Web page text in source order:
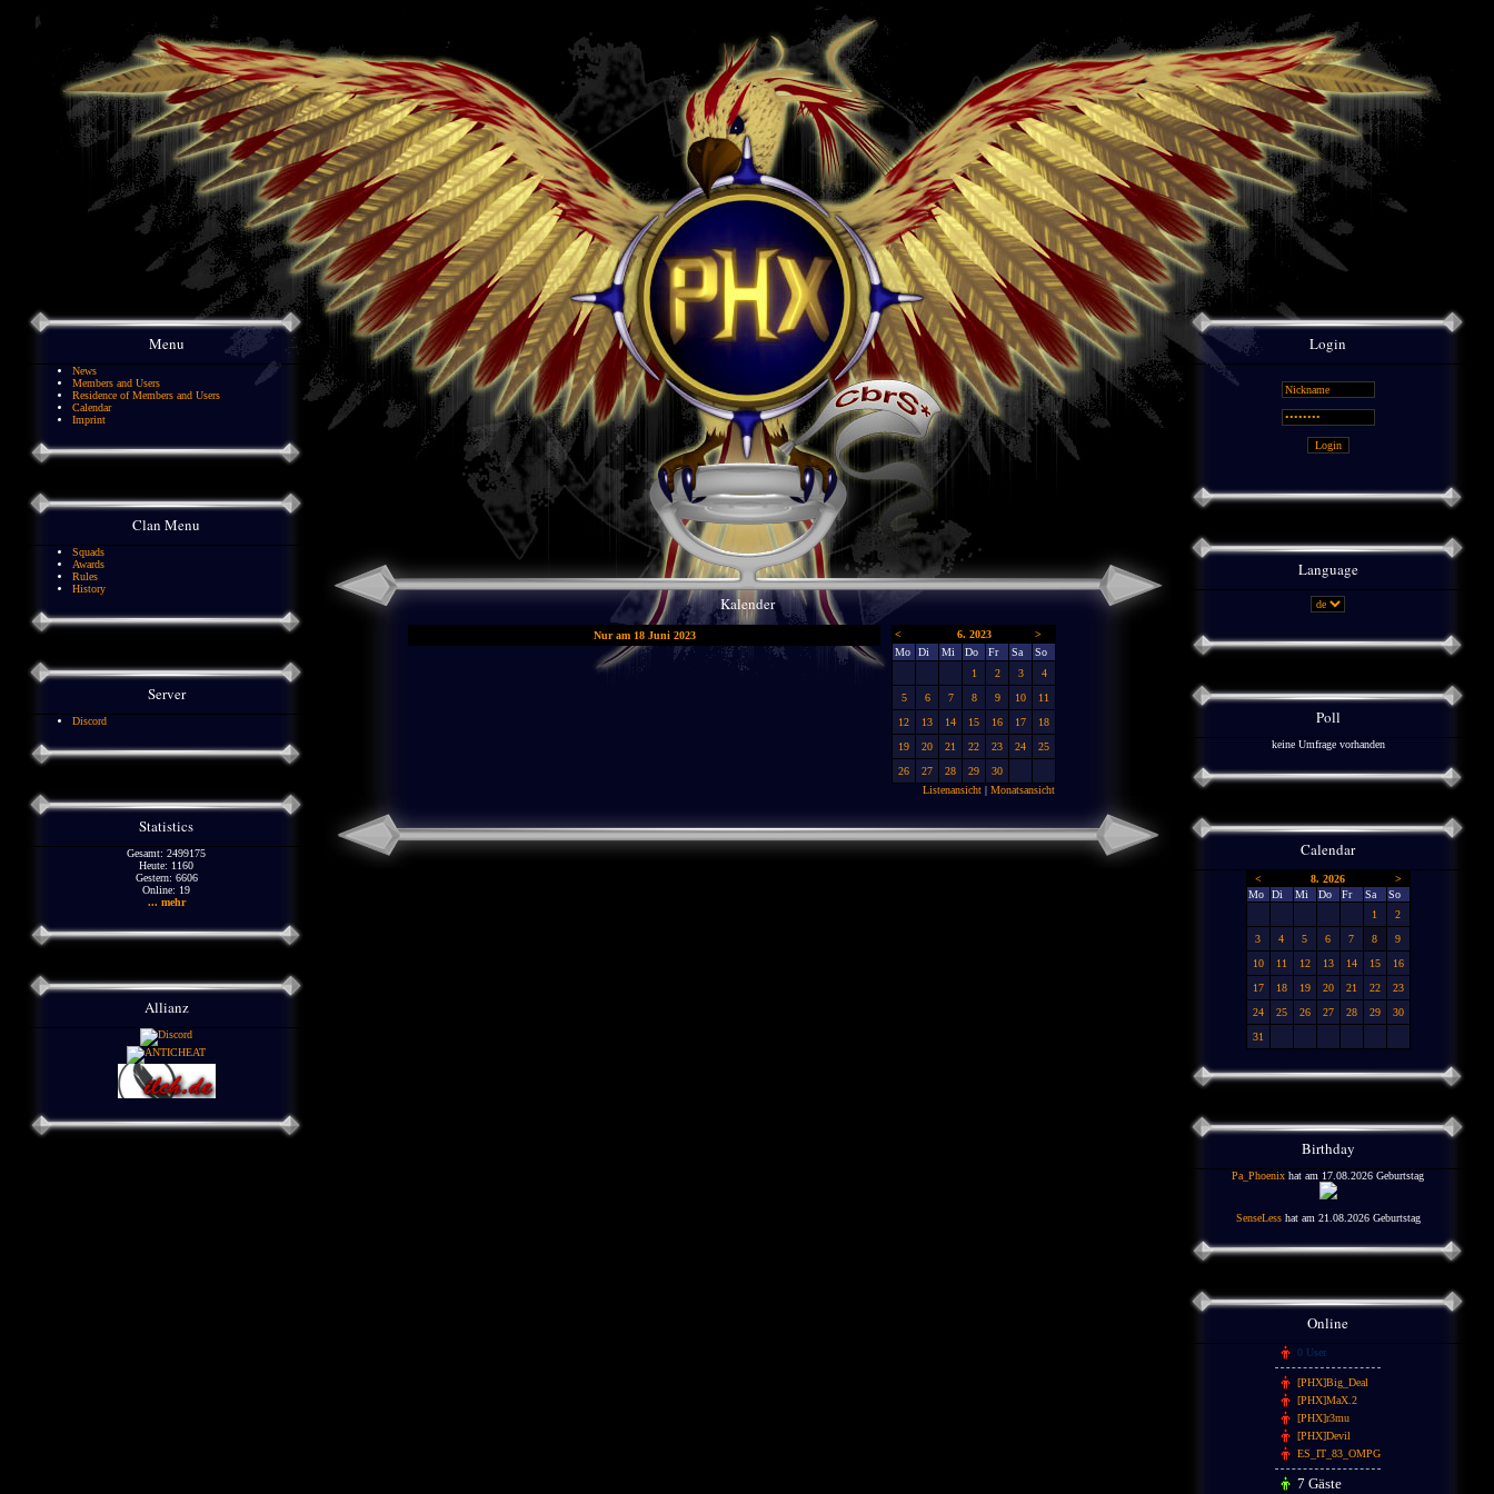
Menu
News
Members and Users
Residence of Members and Users
Calendar
Imprint
Clan Menu
Squads
Awards
Rules
History
Server
Discord
Statistics
Gesamt: 2499175
Heute: 1160
Gestern: 6606
Online: 19
... mehr
Allianz
Kalender
Nur am 18 Juni 2023 < 6. 2023
>
Mo
Di Mi Do Fr Sa
So
1
2 3
4
5
6 7 8 9 10
11
12
13 14 15 16 17
18
19
20 21 22 23 24
25
26
27 28 29
30
Listenansicht | Monatsansicht
Login
Language
Poll
keine Umfrage vorhanden
Calendar
< 8. 2026
>
Mo
Di Mi Do Fr Sa
So
1
2
3
4 5 6 7 8
9
10
11 12 13 14 15
16
17
18 19 20 21 22
23
24
25 26 27 28 29
30
31
Birthday
Pa_Phoenix hat am 17.08.2026 Geburtstag
SenseLesshat am 21.08.2026 Geburtstag
Online
0 User
[PHX]Big_Deal
[PHX]MaX.2
[PHX]r3mu
[PHX]Devil
ES_IT_83_OMPG
7 Gäste